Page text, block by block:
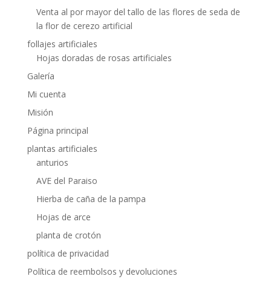
Venta al por mayor del tallo de las flores de seda de
la flor de cerezo artificial
follajes artificiales
Hojas doradas de rosas artificiales
Galería
Mi cuenta
Misión
Página principal
plantas artificiales
anturios
AVE del Paraiso
Hierba de caña de la pampa
Hojas de arce
planta de crotón
política de privacidad
Política de reembolsos y devoluciones